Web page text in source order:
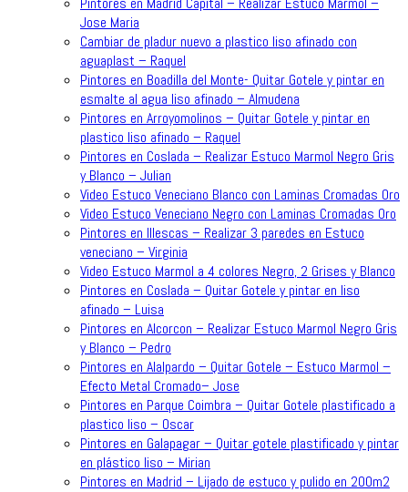
Jose Maria
Cambiar de pladur nuevo a plastico liso afinado con
aguaplast – Raquel
Pintores en Boadilla del Monte- Quitar Gotele y pintar en
esmalte al agua liso afinado – Almudena
Pintores en Arroyomolinos – Quitar Gotele y pintar en
plastico liso afinado – Raquel
Pintores en Coslada – Realizar Estuco Marmol Negro Gris
y Blanco – Julian
Video Estuco Veneciano Blanco con Laminas Cromadas Oro
Video Estuco Veneciano Negro con Laminas Cromadas Oro
Pintores en Illescas – Realizar 3 paredes en Estuco
veneciano – Virginia
Video Estuco Marmol a 4 colores Negro, 2 Grises y Blanco
Pintores en Coslada – Quitar Gotele y pintar en liso
afinado – Luisa
Pintores en Alcorcon – Realizar Estuco Marmol Negro Gris
y Blanco – Pedro
Pintores en Alalpardo – Quitar Gotele – Estuco Marmol –
Efecto Metal Cromado– Jose
Pintores en Parque Coimbra – Quitar Gotele plastificado a
plastico liso – Oscar
Pintores en Galapagar – Quitar gotele plastificado y pintar
en plástico liso – Mirian
Pintores en Madrid – Lijado de estuco y pulido en 200m2